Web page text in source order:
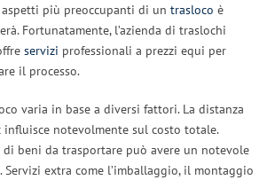
più preoccupanti di un trasloco è
Fortunatamente, l’azienda di traslochi
servizi professionali a prezzi equi per
il processo.
varia in base a diversi fattori. La distanza
influisce notevolmente sul costo totale.
beni da trasportare può avere un notevole
Servizi extra come l’imballaggio, il montaggio